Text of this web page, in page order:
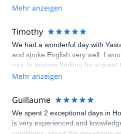
Mehr anzeigen
Timothy
We had a wonderful day with
and spoke English very well. I
tour to anyone looking for a great
boarding Mt. Yotei
Mehr anzeigen
Guillaume
We spent 2 exceptional days in
is very experienced and